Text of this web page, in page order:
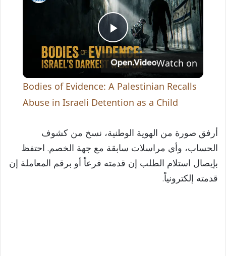
P
l
a
y
V
Watch on
Bodies of Evidence: A Palestinian Recalls
Abuse in Israeli Detention as a Child
أرفق صورة من الهوية الوطنية، نسخ من كشوف
الحساب، وأي مراسلات سابقة مع جهة الخصم. احتفظ
بإيصال استلام الطلب إن قدمته فرعاً أو برقم المعاملة إن
قدمته إلكترونياً.